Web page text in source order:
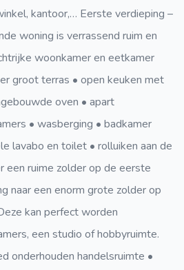
kantoor,… Eerste verdieping –
woning is verrassend ruim en
woonkamer en eetkamer
groot terras • open keuken met
oven • apart
• wasberging • badkamer
lavabo en toilet • rolluiken aan de
een ruime zolder op de eerste
naar een enorm grote zolder op
kan perfect worden
een studio of hobbyruimte.
onderhouden handelsruimte •